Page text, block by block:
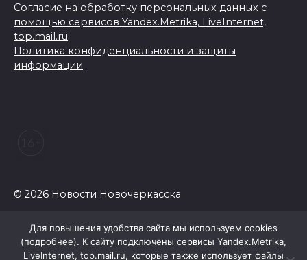
Согласие на обработку персональных данных с
помощью сервисов Yandex.Metrika, LiveInternet,
top.mail.ru
Политика конфиденциальности и защиты
информации
© 2026 Новости Новочеркасска
Для повышения удобства сайта мы используем cookies
(подробнее). К сайту подключены сервисы Yandex.Metrika,
LiveInternet, top.mail.ru, которые также использует файлы